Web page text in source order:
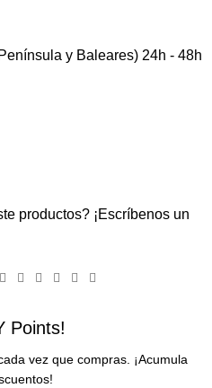
y Baleares) 24h - 48h
productos? ¡Escríbenos un
Points!
vez que compras. ¡Acumula